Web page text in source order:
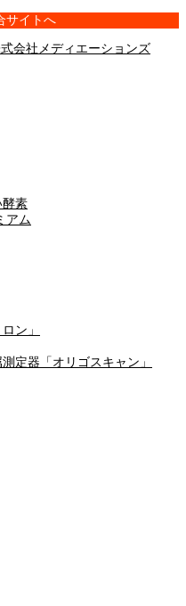
サイトへ
酵素
アム
ン」
定器「オリゴスキャン」